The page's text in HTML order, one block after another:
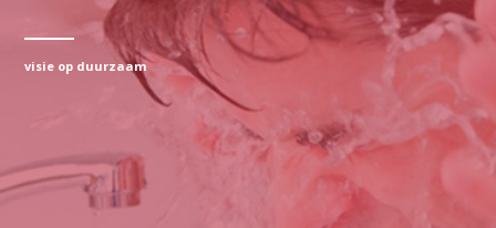
visie op duurzaam